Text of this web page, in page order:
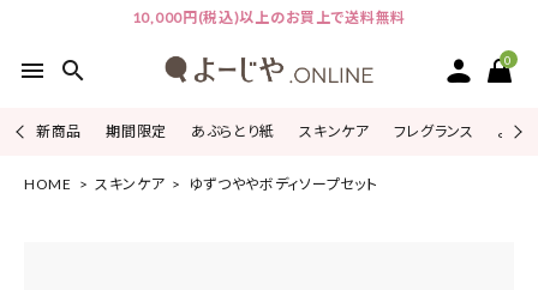
10,000円(税込)以上のお買上で送料無料
menu search 0
新商品 期間限定 あぶらとり紙 スキンケア フレグランス よじ
ACCOUNT MENU
HOME スキンケア ゆずつややボディソープセット